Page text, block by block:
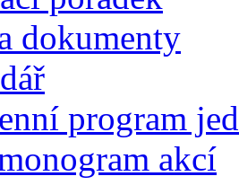
dokumenty
program
akcí